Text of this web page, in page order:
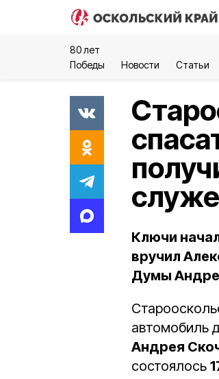
80 лет
Победы
Новости Статьи
Ключи
вручил
Думы
автомобиль
Андрея
состоялось